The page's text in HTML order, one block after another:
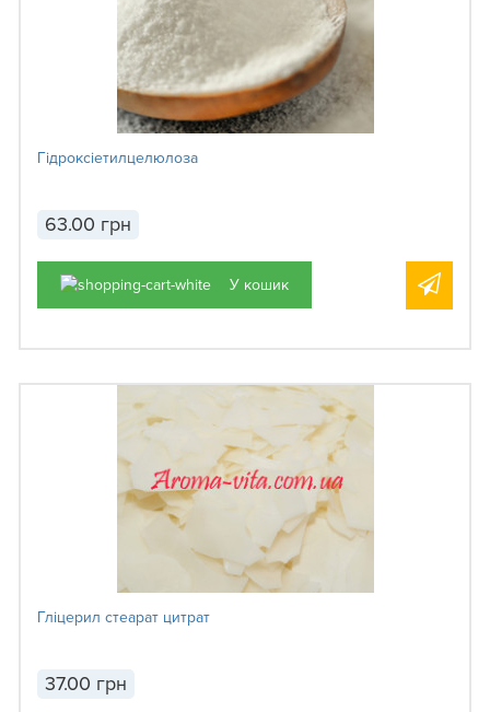
Гідроксіетилцелюлоза
63.00 грн
У кошик
Глiцерил стеарат цитрат
37.00 грн